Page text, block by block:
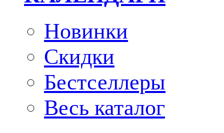
Новинки
Скидки
Бестселлеры
Весь каталог